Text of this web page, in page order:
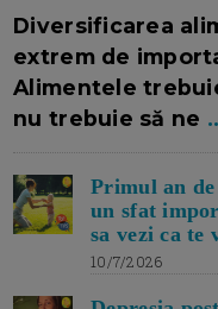
Diversificarea
extrem de
Alimentele
nu trebuie să ne
Primul an
un sfat
sa vezi ca te
10/7/2026